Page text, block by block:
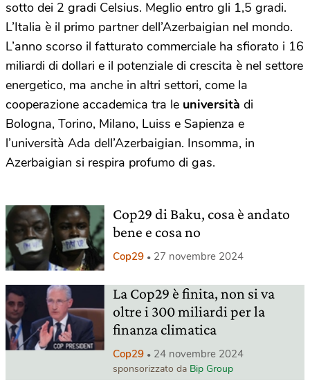
sotto dei 2 gradi Celsius. Meglio entro gli 1,5 gradi.
L’Italia è il primo partner dell’Azerbaigian nel mondo.
L’anno scorso il fatturato commerciale ha sfiorato i 16
miliardi di dollari e il potenziale di crescita è nel settore
energetico, ma anche in altri settori, come la
cooperazione accademica tra le università di
Bologna, Torino, Milano, Luiss e Sapienza e
l’università Ada dell’Azerbaigian. Insomma, in
Azerbaigian si respira profumo di gas.
Cop29 di Baku, cosa è andato
bene e cosa no
Cop29 27 novembre 2024
La Cop29 è finita, non si va
oltre i 300 miliardi per la
finanza climatica
Cop29 24 novembre 2024
sponsorizzato da Bip Group